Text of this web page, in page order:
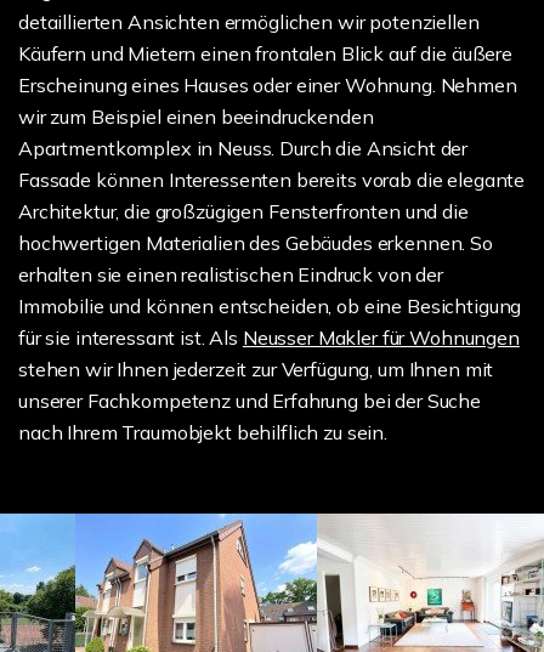
detaillierten Ansichten ermöglichen wir potenziellen
Käufern und Mietern einen frontalen Blick auf die äußere
Erscheinung eines Hauses oder einer Wohnung. Nehmen
wir zum Beispiel einen beeindruckenden
Apartmentkomplex in Neuss. Durch die Ansicht der
Fassade können Interessenten bereits vorab die elegante
Architektur, die großzügigen Fensterfronten und die
hochwertigen Materialien des Gebäudes erkennen. So
erhalten sie einen realistischen Eindruck von der
Immobilie und können entscheiden, ob eine Besichtigung
für sie interessant ist. Als Neusser Makler für Wohnungen
stehen wir Ihnen jederzeit zur Verfügung, um Ihnen mit
unserer Fachkompetenz und Erfahrung bei der Suche
nach Ihrem Traumobjekt behilflich zu sein.